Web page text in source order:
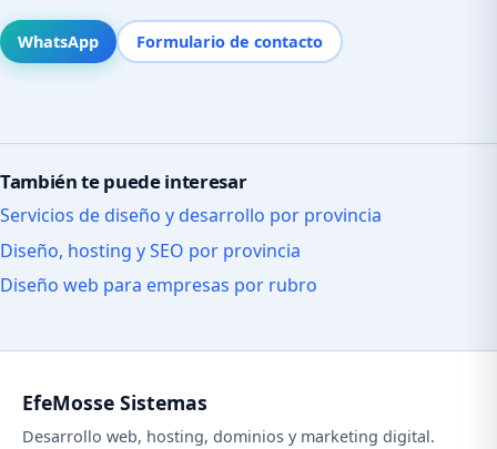
WhatsApp Formulario de contacto
También te puede interesar
Servicios de diseño y desarrollo por provincia
Diseño, hosting y SEO por provincia
Diseño web para empresas por rubro
EfeMosse Sistemas
Desarrollo web, hosting, dominios y marketing digital.